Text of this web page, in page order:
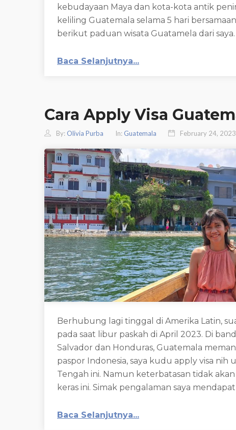
kebudayaan Maya dan kota-kota antik
keliling Guatemala selama 5 hari
berikut paduan wisata Guatamela dari saya.
Baca Selanjutnya...
Cara Apply Visa
By: Olivia Purba In: Guatemala February 24, 2023
Berhubung lagi tinggal di Amerika Latin,
pada saat libur paskah di April 2023. Di
Salvador dan Honduras, Guatemala
paspor Indonesia, saya kudu apply visa
Tengah ini. Namun keterbatasan tidak
keras ini. Simak pengalaman saya
Baca Selanjutnya...